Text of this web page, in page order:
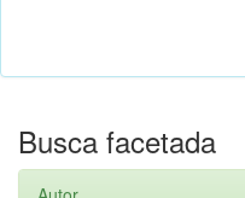
Busca facetada